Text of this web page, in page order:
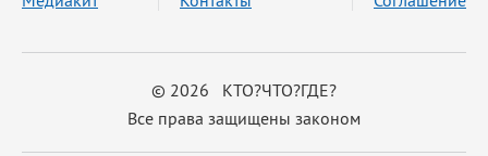
© 2026 КТО?ЧТО?ГДЕ?
Все права защищены законом